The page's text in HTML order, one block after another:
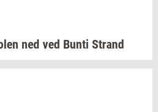
ned ved Bunti Strand